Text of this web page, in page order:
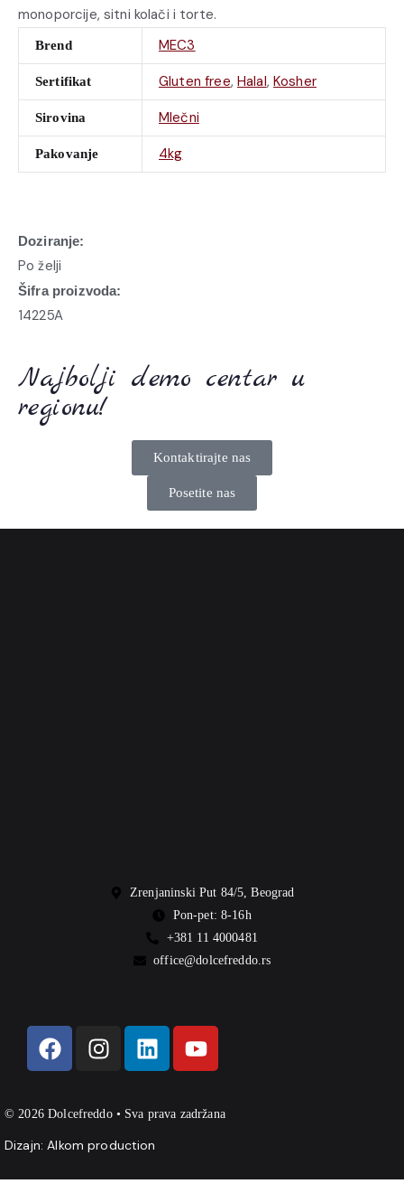
monoporcije, sitni kolači i torte.
Brend MEC3
Sertifikat Gluten free, Halal,Kosher
Sirovina Mlečni
Pakovanje 4kg
Doziranje:
Po želji
Šifra proizvoda:
14225A
Najbolji demo centar u
regionu!
Kontaktirajte nas
Posetite nas
Zrenjaninski Put 84/5, Beograd
Pon-pet: 8-16h
+381 11 4000481
office@dolcefreddo.rs
© 2026 Dolcefreddo • Sva prava zadržana
Dizajn:Alkom production